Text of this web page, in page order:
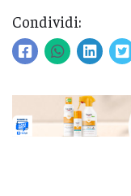
Condividi: